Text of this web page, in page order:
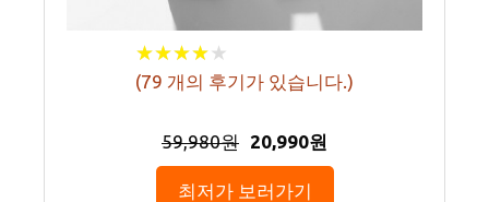
★★★★★
★★★★★
(79 개의 후기가 있습니다.)
59,980원 20,990원
최저가 보러가기